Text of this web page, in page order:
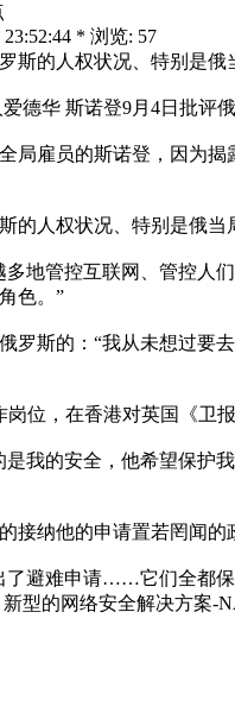
* 浏览: 57
的人权状况、特别是俄
华 斯诺登9月4日批评俄
雇员的斯诺登，因为揭
人权状况、特别是俄当
管控互联网、管控人
色。”
斯的：“我从未想过要
，在香港对英国《卫
的安全，他希望保护我
纳他的申请置若罔闻的
难申请……它们全都保
新型的网络安全解决方案-